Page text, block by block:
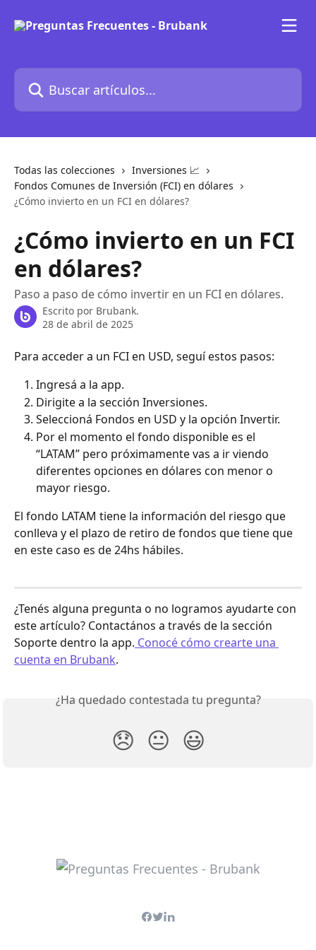
Buscar artículos...
Todas las colecciones
Inversiones 📈
Fondos Comunes de Inversión (FCI) en dólares
¿Cómo invierto en un FCI en dólares?
¿Cómo invierto en un FCI
en dólares?
Paso a paso de cómo invertir en un FCI en dólares.
Escrito por Brubank.
28 de abril de 2025
Para acceder a un FCI en USD, seguí estos pasos:
Ingresá a la app.
Dirigite a la sección Inversiones.
Seleccioná Fondos en USD y la opción Invertir.
Por el momento el fondo disponible es el
“LATAM” pero próximamente vas a ir viendo
diferentes opciones en dólares con menor o
mayor riesgo.
El fondo LATAM tiene la información del riesgo que
conlleva y el plazo de retiro de fondos que tiene que
en este caso es de 24hs hábiles.
¿Tenés alguna pregunta o no logramos ayudarte con
este artículo? Contactános a través de la sección
Soporte dentro la app. Conocé cómo crearte una
cuenta en Brubank.
¿Ha quedado contestada tu pregunta?
😞 😐 😃